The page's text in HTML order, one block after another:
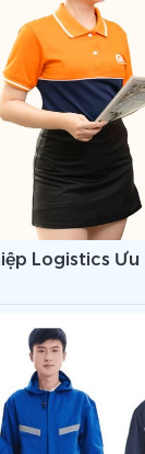
Logistics